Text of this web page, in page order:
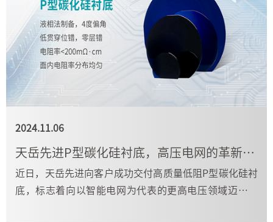
2024.11.06
天岳先进P型碳化硅衬底，高压电网的革新引擎
近日，天岳先进向客户成功交付高质量低阻P型碳化硅衬
底，标志着向以智能电网为代表的更高电压领域迈进了